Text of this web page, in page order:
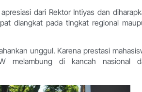
dari Rektor Intiyas dan
diangkat pada tingkat regional
unggul. Karena prestasi
melambung di kancah nasional